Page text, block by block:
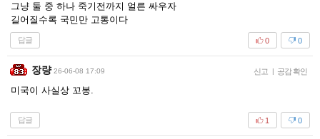
그냥 둘 중 하나 죽기전까지 얼른 싸우자
길어질수록 국민만 고통이다
답글 0
0
장량 26-06-08 17:09 신고 | 공감 확인
미국이 사실상 꼬봉.
답글 0
1